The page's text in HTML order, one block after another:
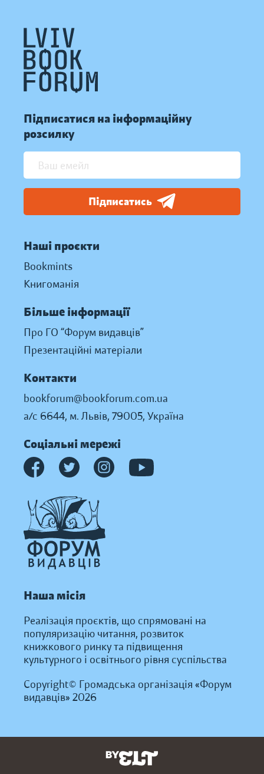
Підписатися на інформаційну
розсилку
Підписатись
Наші проєкти
Bookmints
Книгоманія
Більше інформації
Про ГО “Форум видавців”
Презентаційні матеріали
Контакти
bookforum@bookforum.com.ua
а/с 6644, м. Львів, 79005, Україна
Соціальні мережі
Наша місія
Реалізація проєктів, що спрямовані на
популяризацію читання, розвиток
книжкового ринку та підвищення
культурного і освітнього рівня суспільства
Copyright© Громадська організація «Форум
видавців» 2026